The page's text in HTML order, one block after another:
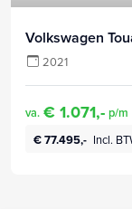
Volkswagen
2021
va. € 1.071,- p/m
€ 77.495,- Incl.